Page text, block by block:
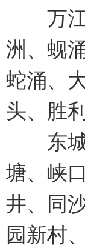
万江
洲、蚬
蛇涌、
头、胜
东城
塘、峡
井、同
园新村